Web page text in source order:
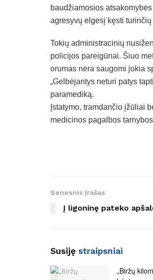
baudžiamosios
agresyvų elgesį kęsti
Tokių administracinių
policijos pareigūnai. Šiuo
orumas nėra saugomi jokia
„Gelbėjantys neturi patys
paramediką.
Įstatymo, tramdančio įžūliai
medicinos pagalbos
Senesnis įrašas
Į ligoninę pateko
Susiję straipsniai
„Biržų